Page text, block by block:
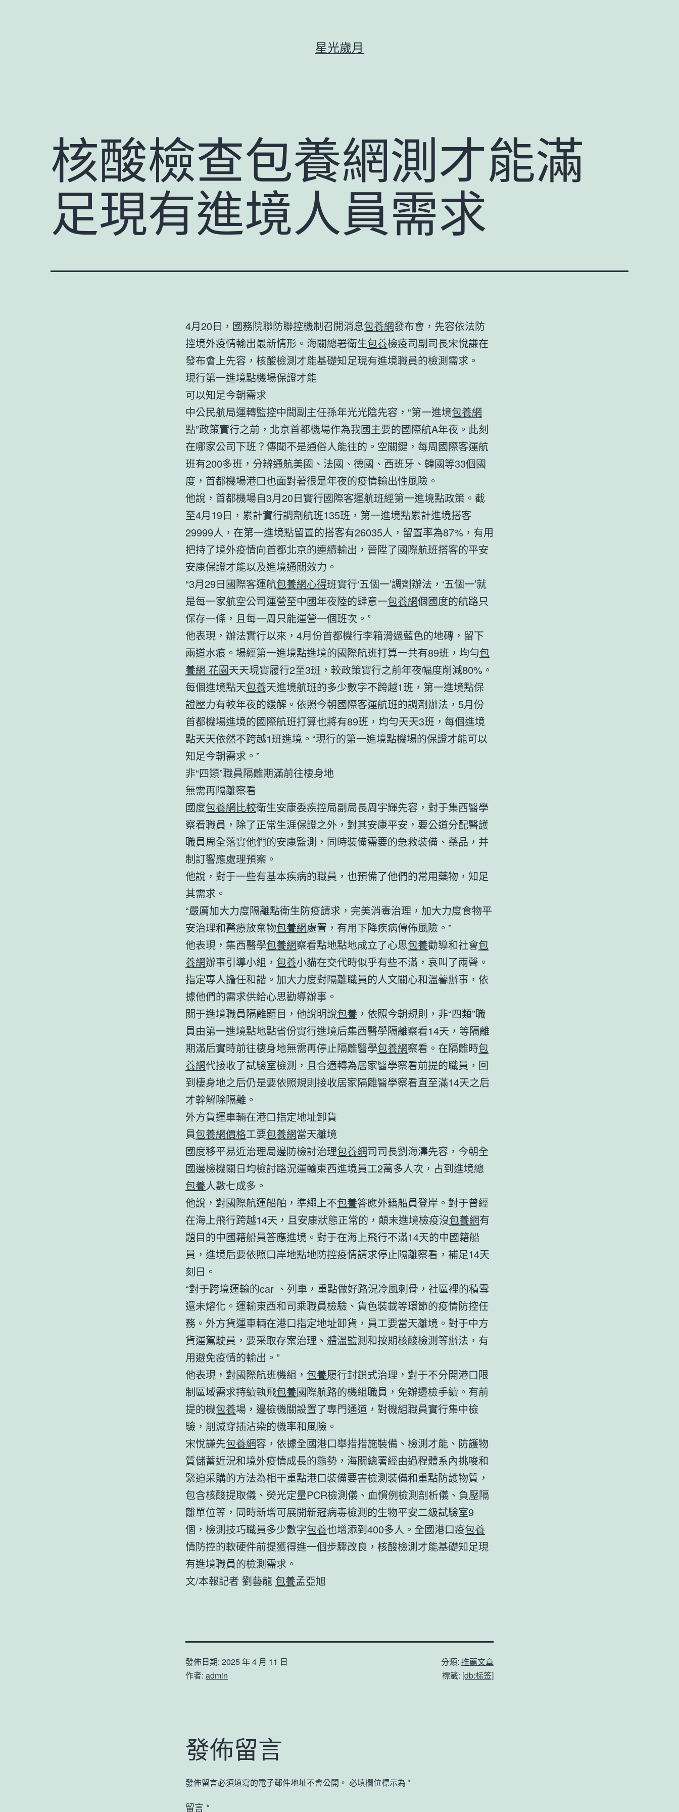
星光歲月
核酸檢查包養網測才能滿
足現有進境人員需求
4月20日，國務院聯防聯控機制召開消息包養網發布會，先容依法防
控境外疫情輸出最新情形。海關總署衛生包養檢疫司副司長宋悅謙在
發布會上先容，核酸檢測才能基礎知足現有進境職員的檢測需求。
現行第一進境點機場保證才能
可以知足今朝需求
中公民航局運轉監控中間副主任孫年光光陰先容，“第一進境包養網
點”政策實行之前，北京首都機場作為我國主要的國際航A年夜。此刻
在哪家公司下班？傳聞不是通俗人能往的。空關鍵，每周國際客運航
班有200多班，分辨通航美國、法國、德國、西班牙、韓國等33個國
度，首都機場港口也面對著很是年夜的疫情輸出性風險。
他說，首都機場自3月20日實行國際客運航班經第一進境點政策。截
至4月19日，累計實行調劑航班135班，第一進境點累計進境搭客
29999人，在第一進境點留置的搭客有26035人，留置率為87%，有用
把持了境外疫情向首都北京的連續輸出，晉陞了國際航班搭客的平安
安康保證才能以及進境通關效力。
“3月29日國際客運航包養網心得班實行‘五個一’調劑辦法，‘五個一’就
是每一家航空公司運營至中國年夜陸的肆意一包養網個國度的航路只
保存一條，且每一周只能運營一個班次。”
他表現，辦法實行以來，4月份首都機行李箱滑過藍色的地磚，留下
兩道水痕。場經第一進境點進境的國際航班打算一共有89班，均勻包
養網 花園天天現實履行2至3班，較政策實行之前年夜幅度削減80%。
每個進境點天包養天進境航班的多少數字不跨越1班，第一進境點保
證壓力有較年夜的緩解。依照今朝國際客運航班的調劑辦法，5月份
首都機場進境的國際航班打算也將有89班，均勻天天3班，每個進境
點天天依然不跨越1班進境。“現行的第一進境點機場的保證才能可以
知足今朝需求。”
非“四類”職員隔離期滿前往棲身地
無需再隔離察看
國度包養網比較衛生安康委疾控局副局長周宇輝先容，對于集西醫學
察看職員，除了正常生涯保證之外，對其安康平安，要公道分配醫護
職員周全落實他們的安康監測，同時裝備需要的急救裝備、藥品，并
制訂響應處理預案。
他說，對于一些有基本疾病的職員，也預備了他們的常用藥物，知足
其需求。
“嚴厲加大力度隔離點衛生防疫請求，完美消毒治理，加大力度食物平
安治理和醫療放棄物包養網處置，有用下降疾病傳佈風險。”
他表現，集西醫學包養網察看點地點地成立了心思包養勸導和社會包
養網辦事引導小組， 包養小貓在交代時似乎有些不滿，哀叫了兩聲。
指定專人擔任和諧。加大力度對隔離職員的人文關心和溫馨辦事，依
據他們的需求供給心思勸導辦事。
關于進境職員隔離題目，他說明說包養 ，依照今朝規則，非“四類”職
員由第一進境點地點省份實行進境后集西醫學隔離察看14天，等隔離
期滿后實時前往棲身地無需再停止隔離醫學包養網察看。在隔離時包
養網代接收了試驗室檢測，且合適轉為居家醫學察看前提的職員，回
到棲身地之后仍是要依照規則接收居家隔離醫學察看直至滿14天之后
才幹解除隔離。
外方貨運車輛在港口指定地址卸貨
員包養網價格工要包養網當天離境
國度移平易近治理局邊防檢討治理包養網司司長劉海濤先容，今朝全
國邊檢機關日均檢討路況運輸東西進境員工2萬多人次，占到進境總
包養人數七成多。
他說，對國際航運船舶，準繩上不包養答應外籍船員登岸。對于曾經
在海上飛行跨越14天，且安康狀態正常的，顛末進境檢疫沒包養網有
題目的中國籍船員答應進境。對于在海上飛行不滿14天的中國籍船
員，進境后要依照口岸地點地防控疫情請求停止隔離察看，補足14天
刻日。
“對于跨境運輸的car 、列車，重點做好路況冷風刺骨，社區裡的積雪
還未熔化。運輸東西和司乘職員檢驗、貨色裝載等環節的疫情防控任
務。外方貨運車輛在港口指定地址卸貨，員工要當天離境。對于中方
貨運駕駛員，要采取存案治理、體溫監測和按期核酸檢測等辦法，有
用避免疫情的輸出。”
他表現，對國際航班機組， 包養履行封鎖式治理，對于不分開港口限
制區域需求持續執飛包養國際航路的機組職員，免辦邊檢手續。有前
提的機包養場，邊檢機關設置了專門通道，對機組職員實行集中檢
驗，削減穿插沾染的機率和風險。
宋悅謙先包養網容，依據全國港口舉措措施裝備、檢測才能、防護物
質儲蓄近況和境外疫情成長的態勢，海關總署經由過程體系內挑唆和
緊迫采購的方法為相干重點港口裝備要害檢測裝備和重點防護物質，
包含核酸提取儀、熒光定量PCR檢測儀、血慣例檢測剖析儀、負壓隔
離單位等，同時新增可展開新冠病毒檢測的生物平安二級試驗室9
個，檢測技巧職員多少數字包養也增添到400多人。全國港口疫包養
情防控的軟硬件前提獲得進一個步驟改良，核酸檢測才能基礎知足現
有進境職員的檢測需求。
文/本報記者 劉藝龍 包養孟亞旭
發佈日期: 2025 年 4 月 11 日
作者: admin
分類: 推薦文章
標籤: [db:标签]
發佈留言
發佈留言必須填寫的電子郵件地址不會公開。 必填欄位標示為 *
留言 *